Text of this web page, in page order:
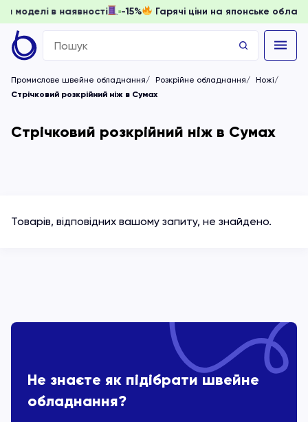
моделі в наявності -15% Гарячі ціни на японське
Search
for:
Промислове швейне обладнання Розкрійне обладнання
Ножі
Стрічковий розкрійний ніж в Сумах
Стрічковий розкрійний ніж в Сумах
Товарів, відповідних вашому запиту, не знайдено.
Не знаєте як підібрати швейне
обладнання?